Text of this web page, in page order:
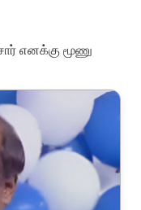
எனக்கு மூணு